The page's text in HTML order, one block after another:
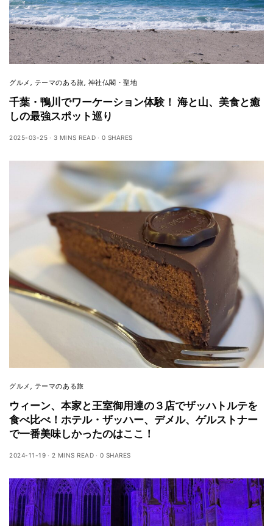
グルメ , テーマのある旅, 神社仏閣・聖地
千葉・鴨川でワーケーション体験！ 海と山、美食と癒
しの最強スポット巡り
2025-03-25 3 MINS READ 0 SHARES
グルメ , テーマのある旅
ウィーン、本家と王室御用達の３店でザッハトルテを
食べ比べ！ホテル・ザッハー、デメル、ゲルストナー
で一番美味しかったのはここ！
2024-11-19 2 MINS READ 0 SHARES